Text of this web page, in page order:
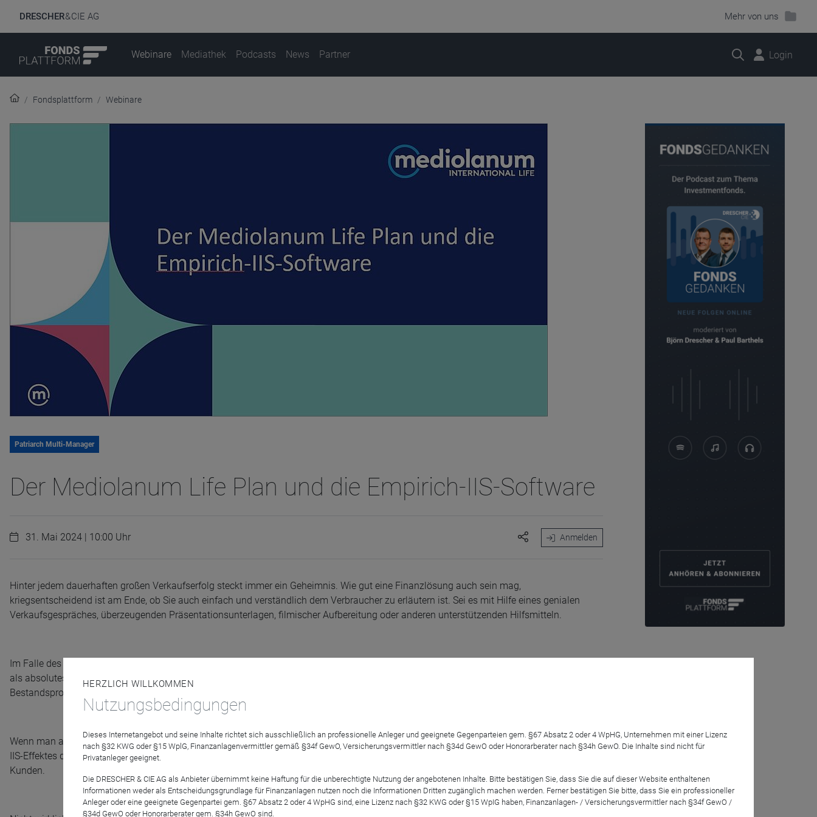
DRESCHER& CIE AG Mehr von uns
Suche Login
Webinare Mediathek Podcasts News Partner
Fondsplattform Webinare
Patriarch Multi-Manager
Der Mediolanum Life Plan und die Empirich-IIS-Software
31. Mai 2024 | 10:00 Uhr Anmelden
Hinter jedem dauerhaften großen Verkaufserfolg steckt immer ein Geheimnis. Wie gut eine Finanzlösung auch sein mag,
kriegsentscheidend ist am Ende, ob Sie auch einfach und verständlich dem Verbraucher zu erläutern ist. Sei es mit Hilfe eines genialen
Verkaufsgespräches, überzeugenden Präsentationsunterlagen, filmischer Aufbereitung oder anderen unterstützenden Hilfsmitteln.
Im Falle des Mediolanum Life Plans mit der "Intelligent Investment Strategy (IIS)" ist das ebenso. Klar überzeugt hier bereits allein das IIS
als absolutes Alleinstellungsmerkmal gegenüber allen anderen Versicherern, ebenso wie der Whole-Life-Tarif, der Treuebonus oder die
Bestandsprovision auf NAV.
Wenn man aber den italienischen und spanischen Vermittlerkollegen glauben darf, bringt in den allermeisten Fällen die Visualisierung des
IIS-Effektes des Konzeptes über die neutrale IIS-Simulationssoftware des Softwarehauses Empirich den Ausschlag für die finale Zusage des
Kunden.
HERZLICH WILLKOMMEN
Nutzungsbedingungen
Dieses Internetangebot und seine Inhalte richtet sich ausschließlich an professionelle Anleger und geeignete Gegenparteien gem. §67 Absatz 2 oder 4 WpHG, Unternehmen mit einer Lizenz
nach §32 KWG oder §15 WplG, Finanzanlagenvermittler gemäß §34f GewO, Versicherungsvermittler nach §34d GewO oder Honorarberater nach §34h GewO. Die Inhalte sind nicht für
Privatanleger geeignet.
Die DRESCHER & CIE AG als Anbieter übernimmt keine Haftung für die unberechtigte Nutzung der angebotenen Inhalte. Bitte bestätigen Sie, dass Sie die auf dieser Website enthaltenen
Informationen weder als Entscheidungsgrundlage für Finanzanlagen nutzen noch die Informationen Dritten zugänglich machen werden. Ferner bestätigen Sie bitte, dass Sie ein professioneller
Anleger oder eine geeignete Gegenpartei gem. §67 Absatz 2 oder 4 WpHG sind, eine Lizenz nach §32 KWG oder §15 WpIG haben, Finanzanlagen- / Versicherungsvermittler nach §34f GewO /
§34d GewO oder Honorarberater gem. §34h GewO sind.